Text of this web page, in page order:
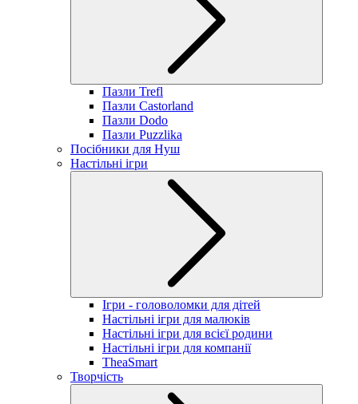
Пазли Trefl
Пазли Castorland
Пазли Dodo
Пазли Puzzlika
Посібники для Нуш
Настільні ігри
Ігри - головоломки для дітей
Настільні ігри для малюків
Настільні ігри для всієї родини
Настільні ігри для компанії
TheaSmart
Творчість